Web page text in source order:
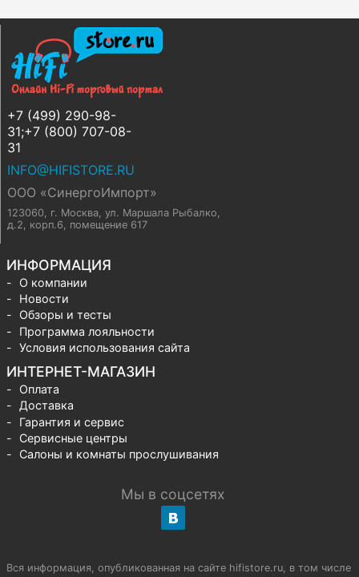
+7 (499) 290-98-
31;+7 (800) 707-08-
31
INFO@HIFISTORE.RU
ООО «СинергоИмпорт»
123060, г. Москва ул. Маршала Рыбалко,
д.2, корп.6, помещение 617
ИНФОРМАЦИЯ
О компании
Новости
Обзоры и тесты
Программа лояльности
Условия использования сайта
ИНТЕРНЕТ-МАГАЗИН
Оплата
Доставка
Гарантия и сервис
Сервисные центры
Салоны и комнаты прослушивания
Мы в соцсетях
Вся информация, опубликованная на сайте hifistore.ru, в том числе